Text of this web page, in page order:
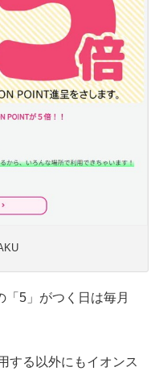
5」がつく日は毎月
する以外にもイオンス